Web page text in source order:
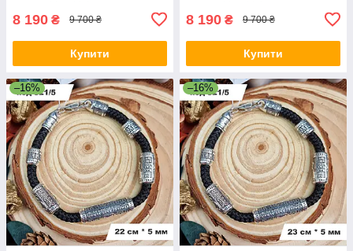
8 190 ₴ 9 700 ₴
Купити
8 190 ₴ 9 700 ₴
Купити
–16% –16%